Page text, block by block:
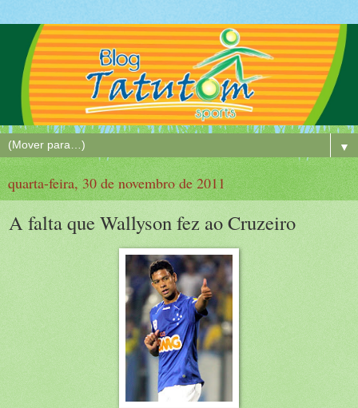
▼
quarta-feira, 30 de novembro de 2011
A falta que Wallyson fez ao Cruzeiro